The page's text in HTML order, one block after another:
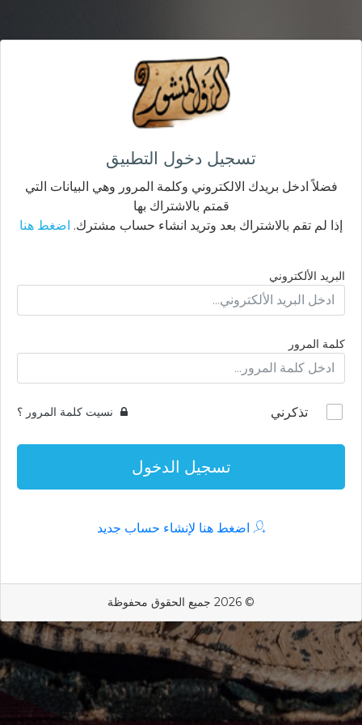
تسجيل دخول التطبيق
فضلاً ادخل بريدك الالكتروني وكلمة المرور وهي البيانات التي
قمتم بالاشتراك بها
إذا لم تقم بالاشتراك بعد وتريد انشاء حساب مشترك. اضغط هنا
البريد الألكتروني
كلمة المرور
تذكرني نسيت كلمة المرور ؟
تسجيل الدخول
اضغط هنا لإنشاء حساب جديد
© 2026 جميع الحقوق محفوظة